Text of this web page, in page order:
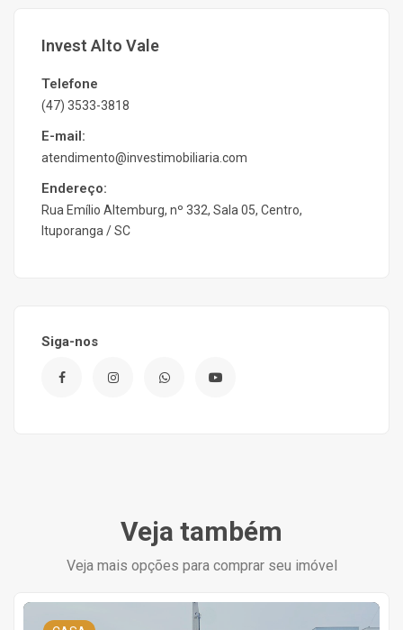
Invest Alto Vale
Telefone
(47) 3533-3818
E-mail:
atendimento@investimobiliaria.com
Endereço:
Rua Emílio Altemburg, nº 332, Sala 05, Centro,
Ituporanga / SC
Siga-nos
Veja também
Veja mais opções para comprar seu imóvel